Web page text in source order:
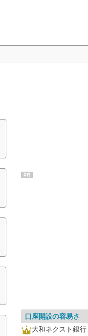
PR
口座開設の容易さ
大和ネクスト銀行